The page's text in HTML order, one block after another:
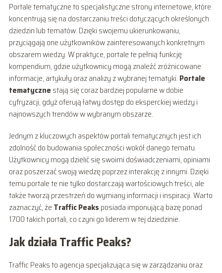
Portale tematyczne to specjalistyczne strony internetowe, które
koncentrują się na dostarczaniu treści dotyczących określonych
dziedzin lub tematów. Dzięki swojemu ukierunkowaniu,
przyciągają one użytkowników zainteresowanych konkretnym
obszarem wiedzy. W praktyce, portale te pełnią funkcję
kompendium, gdzie użytkownicy mogą znaleźć zróżnicowane
informacje, artykuły oraz analizy z wybranej tematyki. Portale
tematyczne stają się coraz bardziej popularne w dobie
cyfryzacji, gdyż oferują łatwy dostęp do eksperckiej wiedzy i
najnowszych trendów w wybranym obszarze.
Jednym z kluczowych aspektów portali tematycznych jest ich
zdolność do budowania społeczności wokół danego tematu.
Użytkownicy mogą dzielić się swoimi doświadczeniami, opiniami
oraz poszerzać swoją wiedzę poprzez interakcję z innymi. Dzięki
temu portale te nie tylko dostarczają wartościowych treści, ale
także tworzą przestrzeń do wymiany informacji i inspiracji. Warto
zaznaczyć, że Traffic Peaks posiada imponującą bazę ponad
1700 takich portali, co czyni go liderem w tej dziedzinie.
Jak działa Traffic Peaks?
Traffic Peaks to agencja specjalizująca się w zarządzaniu oraz